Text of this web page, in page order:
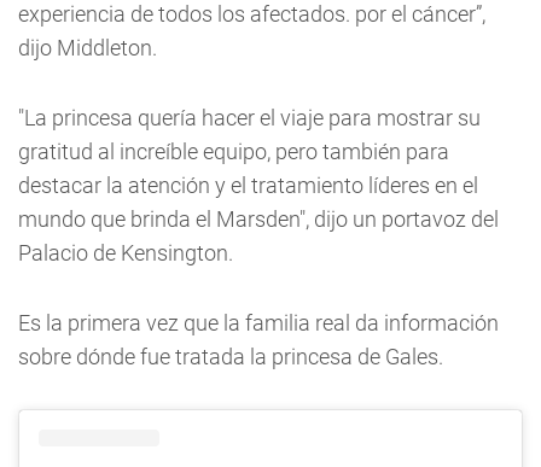
experiencia de todos los afectados. por el cáncer”,
dijo Middleton.
"La princesa quería hacer el viaje para mostrar su
gratitud al increíble equipo, pero también para
destacar la atención y el tratamiento líderes en el
mundo que brinda el Marsden", dijo un portavoz del
Palacio de Kensington.
Es la primera vez que la familia real da información
sobre dónde fue tratada la princesa de Gales.